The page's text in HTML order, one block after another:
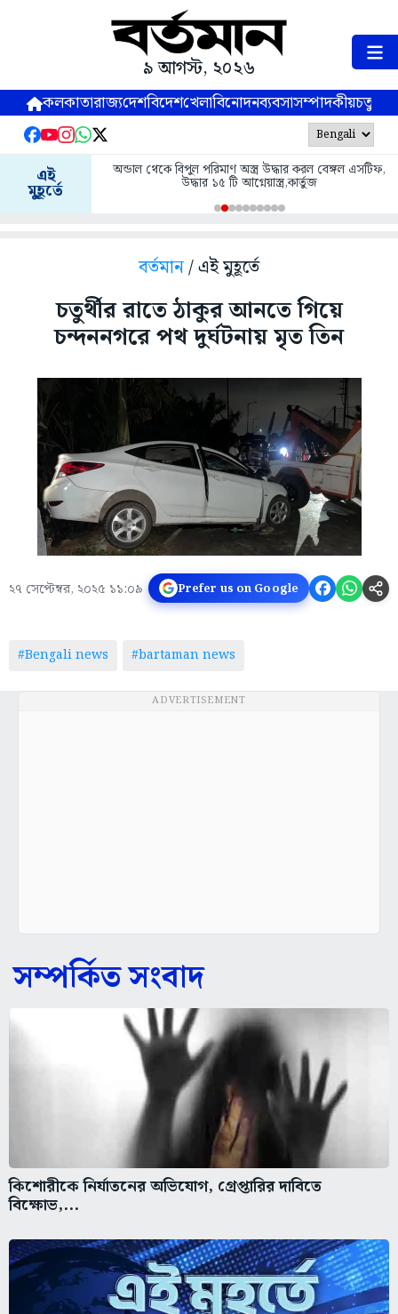
৯ আগস্ট, ২০২৬
কলকাতারাজ্যদেশবিদেশখেলাবিনোদনব্যবসাসম্পাদকীয়
এই
মুহূর্তে
অন্ডাল থেকে বিপুল পরিমাণ অস্ত্র উদ্ধার করল বেঙ্গল এসটিফ,
উদ্ধার ১৫ টি আগ্নেয়াস্ত্র,কার্তুজ
বর্তমান/ এই মুহূর্তে
চতুর্থীর রাতে ঠাকুর আনতে গিয়ে
চন্দননগরে পথ দুর্ঘটনায় মৃত তিন
২৭ সেপ্টেম্বর, ২০২৫ ১১:০৯ Prefer us on Google
#Bengali news #bartaman news
ADVERTISEMENT
সম্পর্কিত সংবাদ
কিশোরীকে নির্যাতনের অভিযোগ, গ্রেপ্তারির দাবিতে
বিক্ষোভ,...